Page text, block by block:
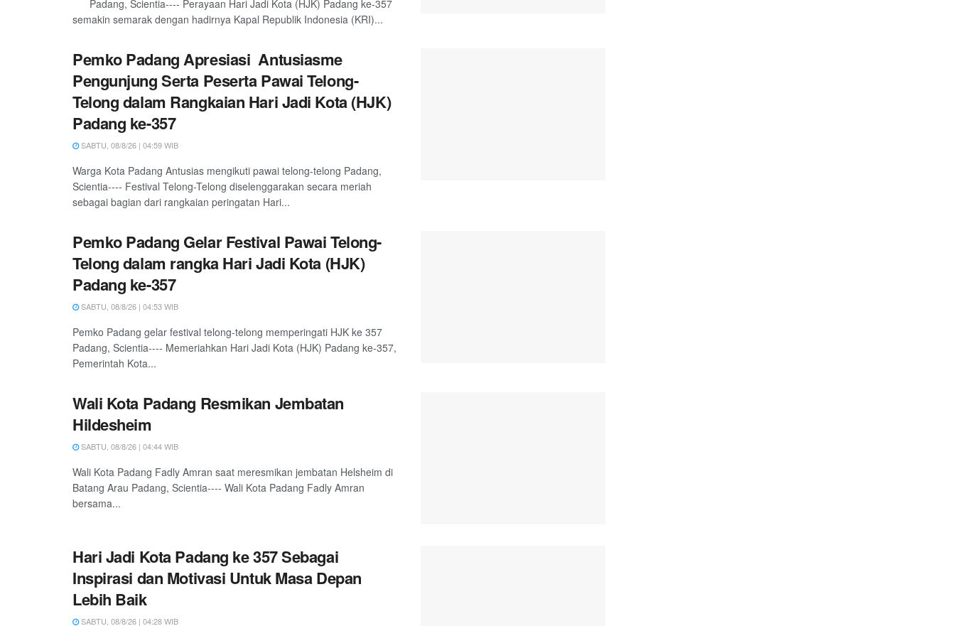
Padang, Scientia---- Perayaan Hari Jadi Kota (HJK) Padang ke-357
semakin semarak dengan hadirnya Kapal Republik Indonesia (KRI)...
Pemko Padang Apresiasi Antusiasme
Pengunjung Serta Peserta Pawai Telong-
Telong dalam Rangkaian Hari Jadi Kota (HJK)
Padang ke-357
SABTU, 08/8/26 | 04:59 WIB
Warga Kota Padang Antusias mengikuti pawai telong-telong Padang,
Scientia---- Festival Telong-Telong diselenggarakan secara meriah
sebagai bagian dari rangkaian peringatan Hari...
Pemko Padang Gelar Festival Pawai Telong-
Telong dalam rangka Hari Jadi Kota (HJK)
Padang ke-357
SABTU, 08/8/26 | 04:53 WIB
Pemko Padang gelar festival telong-telong memperingati HJK ke 357
Padang, Scientia---- Memeriahkan Hari Jadi Kota (HJK) Padang ke-357,
Pemerintah Kota...
Wali Kota Padang Resmikan Jembatan
Hildesheim
SABTU, 08/8/26 | 04:44 WIB
Wali Kota Padang Fadly Amran saat meresmikan jembatan Helsheim di
Batang Arau Padang, Scientia---- Wali Kota Padang Fadly Amran
bersama...
Hari Jadi Kota Padang ke 357 Sebagai
Inspirasi dan Motivasi Untuk Masa Depan
Lebih Baik
SABTU, 08/8/26 | 04:28 WIB